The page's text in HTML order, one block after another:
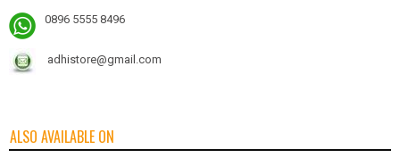
0896 5555 8496
adhistore@gmail.com
ALSO AVAILABLE ON